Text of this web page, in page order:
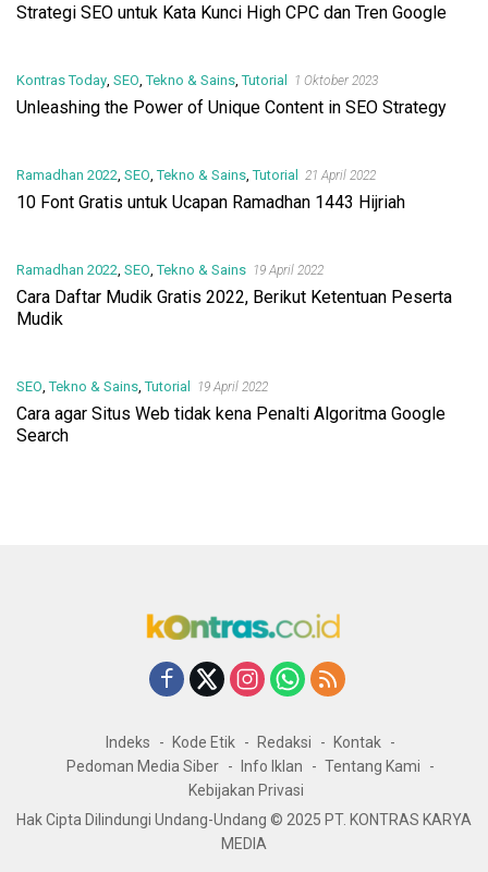
Strategi SEO untuk Kata Kunci High CPC dan Tren Google
Kontras Today SEO ,Tekno & Sains ,Tutorial 1 Oktober 2023
Unleashing the Power of Unique Content in SEO Strategy
Ramadhan 2022 SEO ,Tekno & Sains ,Tutorial 21 April 2022
10 Font Gratis untuk Ucapan Ramadhan 1443 Hijriah
Ramadhan 2022 SEO ,Tekno & Sains 19 April 2022
Cara Daftar Mudik Gratis 2022, Berikut Ketentuan Peserta
Mudik
SEO ,Tekno & Sains ,Tutorial 19 April 2022
Cara agar Situs Web tidak kena Penalti Algoritma Google
Search
Indeks Kode Etik Redaksi
Kontak
Pedoman Media Siber
Info Iklan
Tentang Kami
Kebijakan Privasi
Hak Cipta Dilindungi Undang-Undang © 2025 PT. KONTRAS KARYA
MEDIA